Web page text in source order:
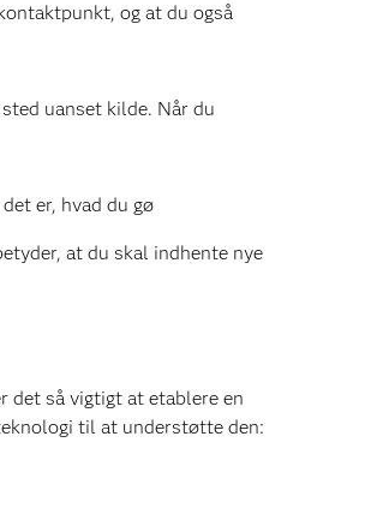
og at du også
uanset kilde. Når du
er, hvad du gø
at du skal indhente nye
det så vigtigt at etablere en
til at understøtte den: